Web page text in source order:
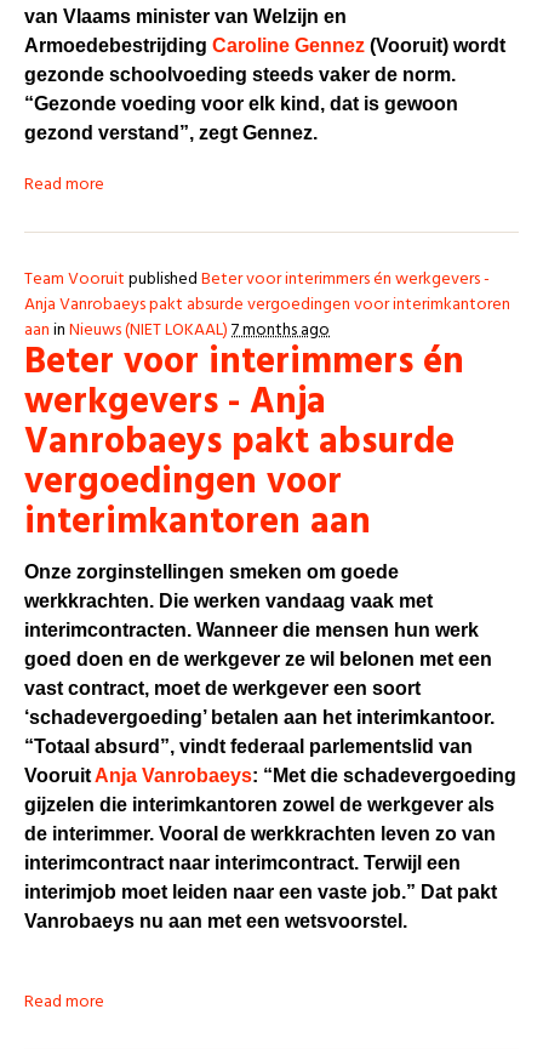
van Vlaams minister van Welzijn en
Armoedebestrijding Caroline Gennez (Vooruit) wordt
gezonde schoolvoeding steeds vaker de norm.
“Gezonde voeding voor elk kind, dat is gewoon
gezond verstand”, zegt Gennez.
Read more
Team VooruitpublishedBeter voor interimmers én werkgevers -
Anja Vanrobaeys pakt absurde vergoedingen voor interimkantoren
aaninNieuws (NIET LOKAAL)7 months ago
Beter voor interimmers én
werkgevers - Anja
Vanrobaeys pakt absurde
vergoedingen voor
interimkantoren aan
Onze zorginstellingen smeken om goede
werkkrachten. Die werken vandaag vaak met
interimcontracten. Wanneer die mensen hun werk
goed doen en de werkgever ze wil belonen met een
vast contract, moet de werkgever een soort
‘schadevergoeding’ betalen aan het interimkantoor.
“Totaal absurd”, vindt federaal parlementslid van
VooruitAnja Vanrobaeys: “Met die schadevergoeding
gijzelen die interimkantoren zowel de werkgever als
de interimmer. Vooral de werkkrachten leven zo van
interimcontract naar interimcontract. Terwijl een
interimjob moet leiden naar een vaste job.” Dat pakt
Vanrobaeys nu aan met een wetsvoorstel.
Read more